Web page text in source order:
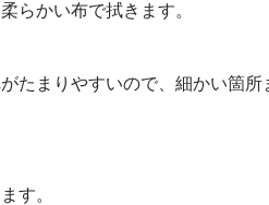
らかい布で拭きます。
たまりやすいので、細かい箇所
す。